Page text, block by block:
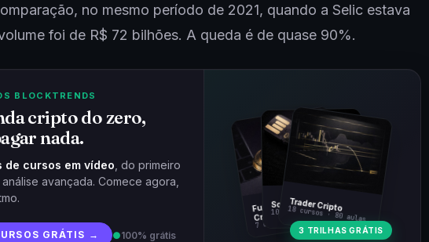
no mesmo período de 2021, quando a Selic estava
foi de R$ 72 bilhões. A queda é de quase 90%.
BLOCKTRENDS
cripto do zero,
nada.
de cursos em vídeo , do primeiro
avançada. Comece agora,
GRÁTIS → ●100% grátis
Fundamentos
Cripto
7 cursos · 31 aulas
Trader Cripto
18 cursos · 80 aulas
Soberania Bitcoin
10 cursos · 44 aulas
3 TRILHAS GRÁTIS